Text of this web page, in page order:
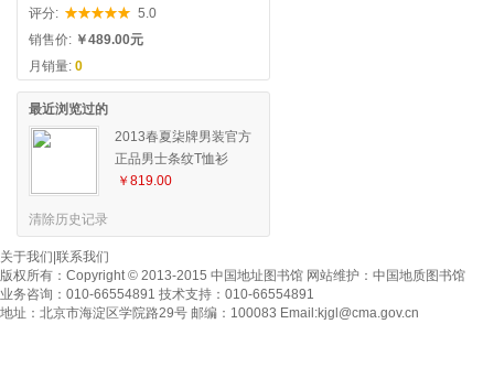
评分:
5.0
销售价: ￥489.00元
月销量: 0
最近浏览过的
2013春夏柒牌男装官方
正品男士条纹T恤衫
702T563985
￥819.00
清除历史记录
关于我们 联系我们
版权所有： Copyright © 2013-2015 中国地址图书馆 网站维护： 中国地质图书馆
业务咨询：010-66554891 技术支持：010-66554891
地址：北京市海淀区学院路29号 邮编：100083 Email:kjgl@cma.gov.cn